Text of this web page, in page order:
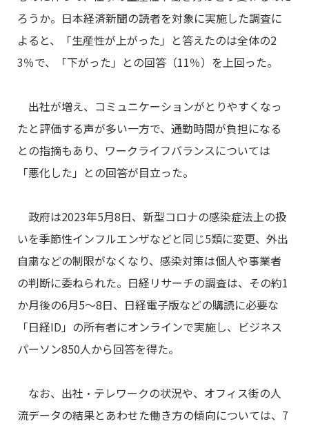
ろうか。 日本経済新聞の読者を対象に実施した調査に
よると、「生産性が上がった」と答えたのは全体の2
3％で、「下がった」との回答（11％）を上回った。
出社が増え、コミュニケーションがとりやすくなっ
たと評価する声が多い一方で、通勤時間が負担になる
との指摘もあり、ワークライフバランスについては
「悪化した」との回答が目立った。
政府は2023年5月8日、新型コロナの感染症法上の扱
いを季節性インフルエンザなどと同じ5類に変更、外出
自粛などの制限がなくなり、感染対策は個人や事業者
の判断に委ねられた。日経リサーチの調査は、その約1
か月後の6月5～8日、日経電子版などの購読に必要な
「日経ID」の所有者にオンラインで実施し、ビジネス
パーソン850人から回答を得た。
なお、出社・テレワークの状況や、オフィス街の人
流データの結果とあわせた働き方の傾向については、7